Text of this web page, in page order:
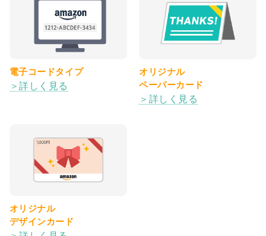
電子コードタイプ
＞詳しく見る
オリジナル
ペーパーカード
＞詳しく見る
オリジナル
デザインカード